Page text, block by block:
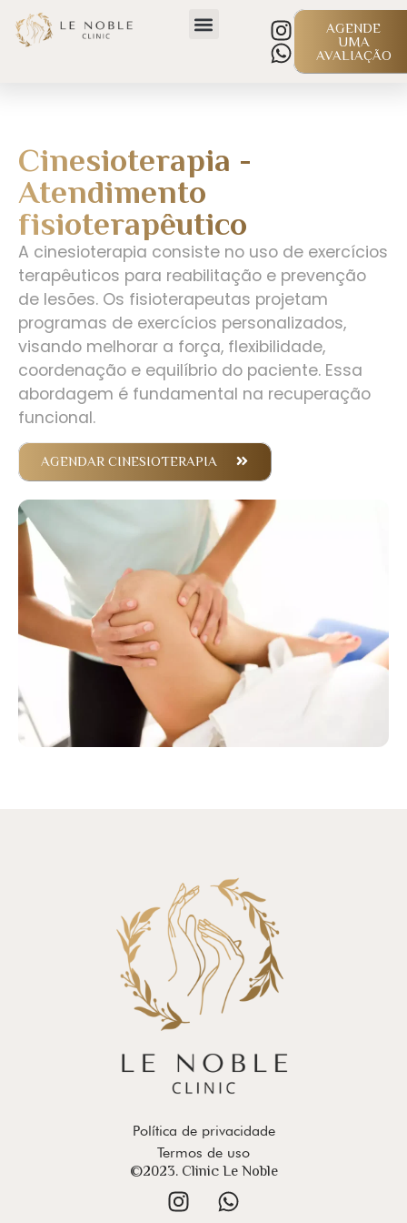
AGENDE
UMA
AVALIAÇÃO
Cinesioterapia -
Atendimento
fisioterapêutico
A cinesioterapia consiste no uso de exercícios
terapêuticos para reabilitação e prevenção
de lesões. Os fisioterapeutas projetam
programas de exercícios personalizados,
visando melhorar a força, flexibilidade,
coordenação e equilíbrio do paciente. Essa
abordagem é fundamental na recuperação
funcional.
AGENDAR CINESIOTERAPIA
Política de privacidade
Termos de uso
©2023. Clinic Le Noble